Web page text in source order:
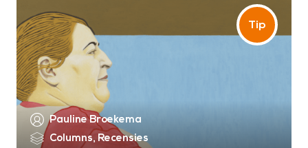
Pauline Broekema
Columns, Recensies